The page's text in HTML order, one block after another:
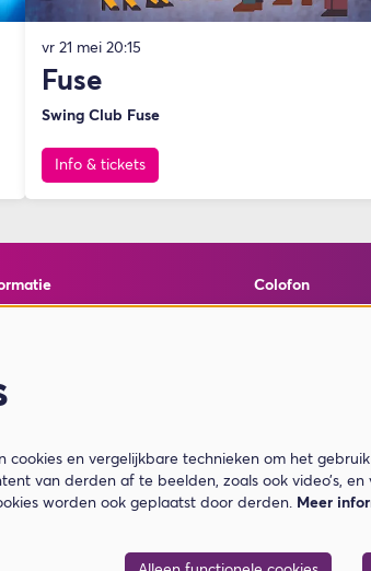
Fuse
Swing Club Fuse
vr 21 mei20:15
Info & tickets
Je Koopt
Colofon
cookies en vergelijkbare technieken om het
van derden af te beelden, zoals ook video’s,
worden ook geplaatst door derden. Meer